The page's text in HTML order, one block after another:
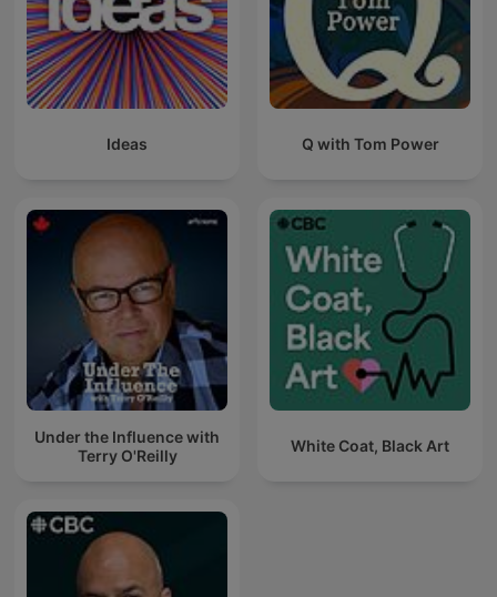
Ideas Q with Tom Power
Under the Influence with
Terry O'Reilly
White Coat, Black Art